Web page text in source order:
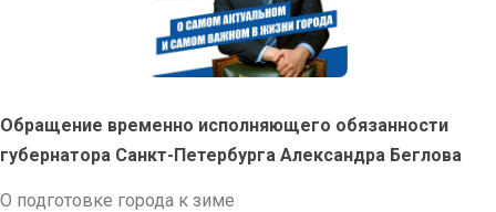
Обращение временно исполняющего обязанности
губернатора Санкт-Петербурга Александра Беглова
О подготовке города к зиме